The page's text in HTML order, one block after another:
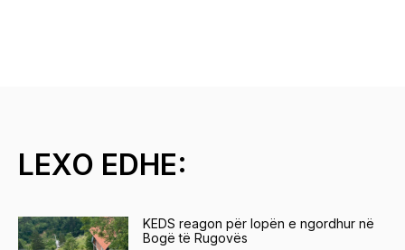
LEXO EDHE:
KEDS reagon për lopën e ngordhur në
Bogë të Rugovës